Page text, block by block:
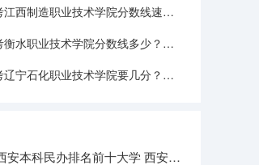
2026报考江西制造职业技术学院分数线速查｜生活成本与FAQ解答
2026报考衡水职业技术学院分数线多少？附报到流程与生活指南
2026报考辽宁石化职业技术学院要几分？分数线与生活成本详解
西安本科民办排名前十大学 西安民办本科院校排名